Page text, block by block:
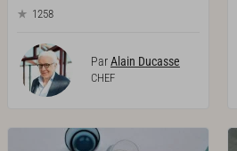
1258
ParAlain Ducasse
CHEF